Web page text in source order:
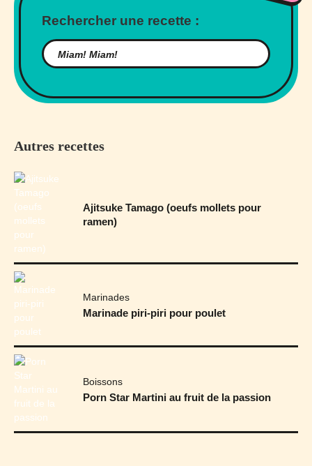
Rechercher une recette :
Autres recettes
Ajitsuke Tamago (oeufs mollets pour
ramen)
Marinades
Marinade piri-piri pour poulet
Boissons
Porn Star Martini au fruit de la passion